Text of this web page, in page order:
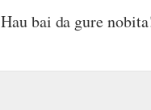
Hau bai da gure